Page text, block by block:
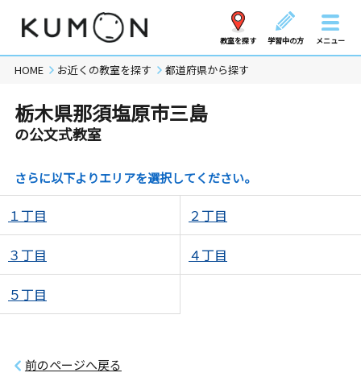
教室を探す 学習中の方 メニュー
HOME お近くの教室を探す 都道府県から探す
栃木県那須塩原市三島
の公文式教室
さらに以下よりエリアを選択してください。
１丁目 ２丁目
３丁目 ４丁目
５丁目
前のページへ戻る